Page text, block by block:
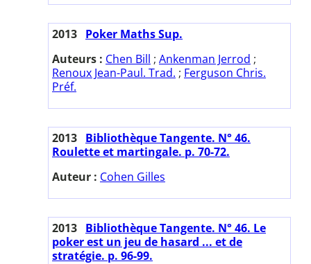
2013 Poker Maths Sup.
Auteurs : Chen Bill ; Ankenman Jerrod ;
Renoux Jean-Paul. Trad. ; Ferguson Chris.
Préf.
2013 Bibliothèque Tangente. N° 46.
Roulette et martingale. p. 70-72.
Auteur : Cohen Gilles
2013 Bibliothèque Tangente. N° 46. Le
poker est un jeu de hasard ... et de
stratégie. p. 96-99.